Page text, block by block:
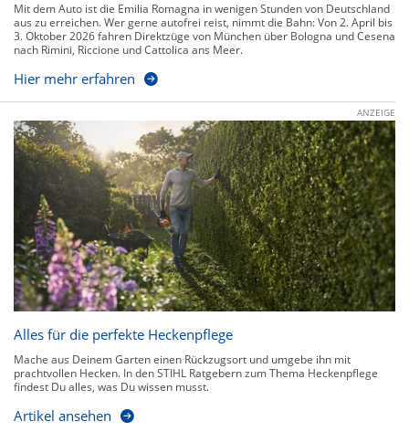
Mit dem Auto ist die Emilia Romagna in wenigen Stunden von Deutschland
aus zu erreichen. Wer gerne autofrei reist, nimmt die Bahn: Von 2. April bis
3. Oktober 2026 fahren Direktzüge von München über Bologna und Cesena
nach Rimini, Riccione und Cattolica ans Meer.
Hier mehr erfahren
ANZEIGE
Alles für die perfekte Heckenpflege
Mache aus Deinem Garten einen Rückzugsort und umgebe ihn mit
prachtvollen Hecken. In den STIHL Ratgebern zum Thema Heckenpflege
findest Du alles, was Du wissen musst.
Artikel ansehen